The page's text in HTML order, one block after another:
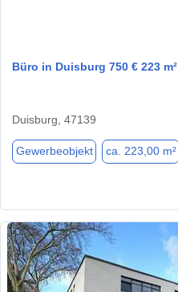
Büro in Duisburg 750 € 223 m²
Duisburg, 47139
Gewerbeobjekt ca. 223,00 m²